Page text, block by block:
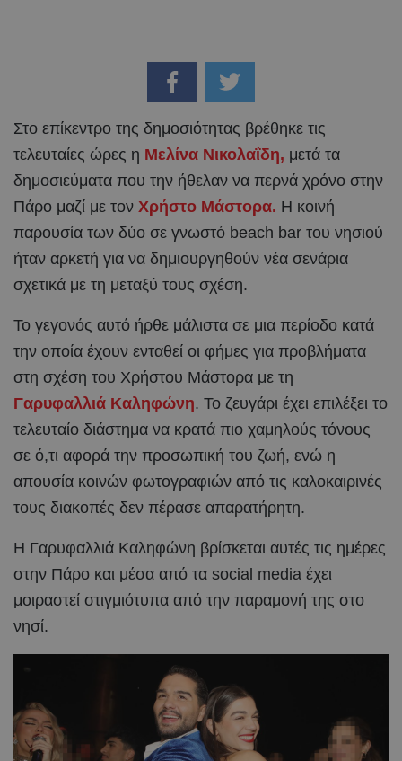
Στο επίκεντρο της δημοσιότητας βρέθηκε τις
τελευταίες ώρες η Μελίνα Νικολαΐδη, μετά τα
δημοσιεύματα που την ήθελαν να περνά χρόνο στην
Πάρο μαζί με τον Χρήστο Μάστορα. Η κοινή
παρουσία των δύο σε γνωστό beach bar του νησιού
ήταν αρκετή για να δημιουργηθούν νέα σενάρια
σχετικά με τη μεταξύ τους σχέση.
Το γεγονός αυτό ήρθε μάλιστα σε μια περίοδο κατά
την οποία έχουν ενταθεί οι φήμες για προβλήματα
στη σχέση του Χρήστου Μάστορα με τη
Γαρυφαλλιά Καληφώνη. Το ζευγάρι έχει επιλέξει το
τελευταίο διάστημα να κρατά πιο χαμηλούς τόνους
σε ό,τι αφορά την προσωπική του ζωή, ενώ η
απουσία κοινών φωτογραφιών από τις καλοκαιρινές
τους διακοπές δεν πέρασε απαρατήρητη.
Η Γαρυφαλλιά Καληφώνη βρίσκεται αυτές τις ημέρες
στην Πάρο και μέσα από τα social media έχει
μοιραστεί στιγμιότυπα από την παραμονή της στο
νησί.